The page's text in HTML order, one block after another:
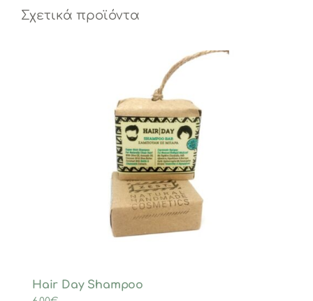
Σχετικά προϊόντα
Hair Day Shampoo